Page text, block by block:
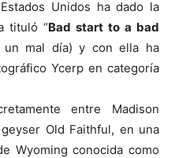
Mundo
Unidos ha dado la
tituló “Bad start to a bad
un mal día) y con ella ha
Ycerp en categoría
entre Madison
Old Faithful, en una
Wyoming conocida como